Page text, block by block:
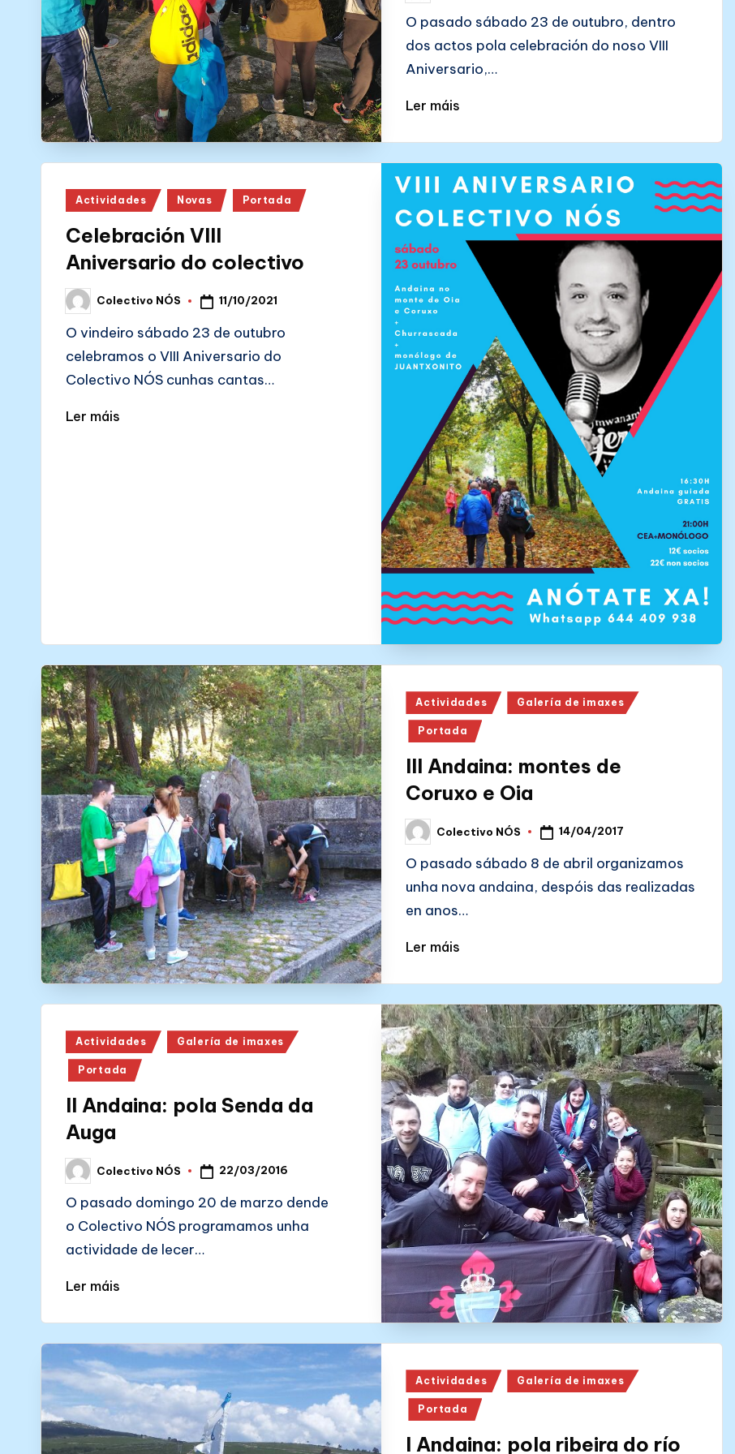
N
Ó
S
by
O pasado sábado 23 de outubro, dentro
dos actos pola celebración do noso VIII
Aniversario,…
Ler máis
Posted
Actividades Novas Portada
Celebración VIII
Aniversario do colectivo
Posted
by
Colectivo NÓS 11/10/2021
O vindeiro sábado 23 de outubro
celebramos o VIII Aniversario do
Colectivo NÓS cunhas cantas…
Ler máis
Posted
in
Actividades Galería de imaxes
Portada
III Andaina: montes de
Coruxo e Oia
Posted
by
Colectivo NÓS 14/04/2017
O pasado sábado 8 de abril organizamos
unha nova andaina, despóis das realizadas
en anos…
Ler máis
Posted
in
Actividades Galería de imaxes
Portada
II Andaina: pola Senda da
Auga
Posted
by
Colectivo NÓS 22/03/2016
O pasado domingo 20 de marzo dende
o Colectivo NÓS programamos unha
actividade de lecer…
Ler máis
Posted
in
Actividades Galería de imaxes
Portada
I Andaina: pola ribeira do río